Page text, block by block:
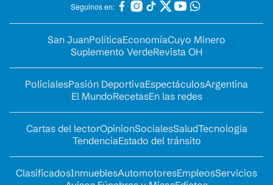
Seguinos en:
San JuanPolíticaEconomíaCuyo Minero
Suplemento VerdeRevista OH
PolicialesPasión DeportivaEspectáculosArgentina
El MundoRecetasEn las redes
Cartas del lectorOpinionSocialesSaludTecnología
TendenciaEstado del tránsito
ClasificadosInmueblesAutomotoresEmpleosServicios